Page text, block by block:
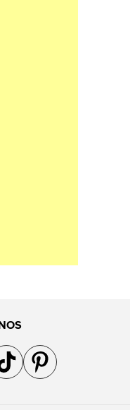
no Instagram
a gente no YouTube
Acompanhe a gente no TikTok
Acompanhe a gente no